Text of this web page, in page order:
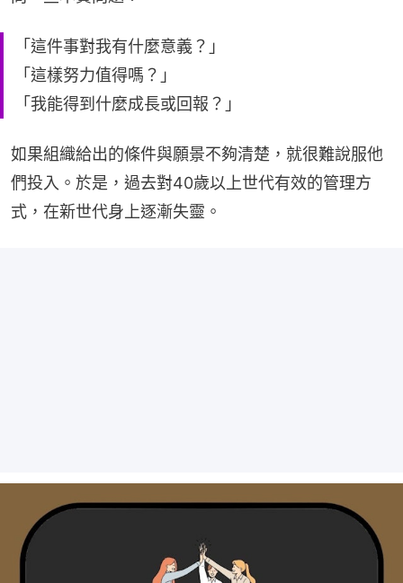
「這件事對我有什麼意義？」
「這樣努力值得嗎？」
「我能得到什麼成長或回報？」
如果組織給出的條件與願景不夠清楚，就很難說服他
們投入。於是，過去對40歲以上世代有效的管理方
式，在新世代身上逐漸失靈。